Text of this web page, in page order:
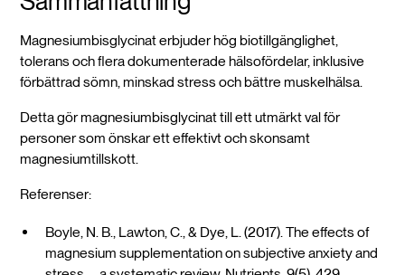
Magnesiumbisglycinat erbjuder hög biotillgänglighet,
tolerans och flera dokumenterade hälsofördelar, inklusive
förbättrad sömn, minskad stress och bättre muskelhälsa.
Detta gör magnesiumbisglycinat till ett utmärkt val för
personer som önskar ett effektivt och skonsamt
magnesiumtillskott.
Referenser:
Boyle, N. B., Lawton, C., & Dye, L. (2017). The effects of
magnesium supplementation on subjective anxiety and